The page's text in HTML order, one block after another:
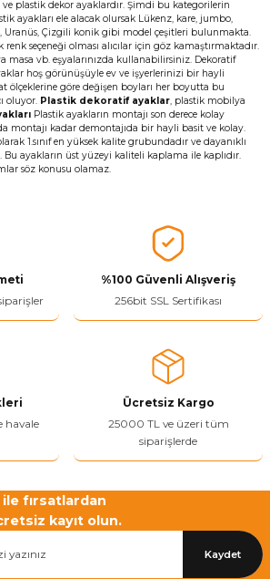
plastik dekor ayaklardır. Şimdi bu kategorilerin
ayakları ele alacak olursak Lükenz, kare, jumbo,
Uranüs, Çizgili konik gibi model çeşitleri bulunmakta.
renk seçeneği olması alıcılar için göz kamaştırmaktadır.
masa vb. eşyalarınızda kullanabilirsiniz. Dekoratif
hoş görünüşüyle ev ve işyerlerinizi bir hayli
ölçeklerine göre değişen boyları her boyutta bu
oluyor. Plastik dekoratif ayaklar, plastik mobilya
Plastik ayakların montajı son derece kolay
montajı kadar demontajıda bir hayli basit ve kolay.
1.sınıf en yüksek kalite grubundadır ve dayanıklı
ayakların üst yüzeyi kaliteli kaplama ile kaplıdır.
söz konusu olamaz.
%100 Güvenli Alışveriş
256bit SSL Sertifikası
havale
Ücretsiz Kargo
25000 TL ve üzeri tüm
siparişlerde
fırsatlardan
kayıt olun.
Kaydet